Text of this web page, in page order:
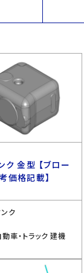
ク 金型 【ブロー
価格記載】
ク
動車・トラック 建機